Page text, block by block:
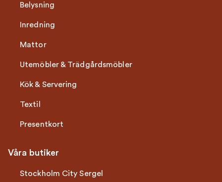
Belysning
Inredning
Mattor
Utemöbler & Trädgårdsmöbler
Kök & Servering
Textil
Presentkort
Våra butiker
Stockholm City Sergel